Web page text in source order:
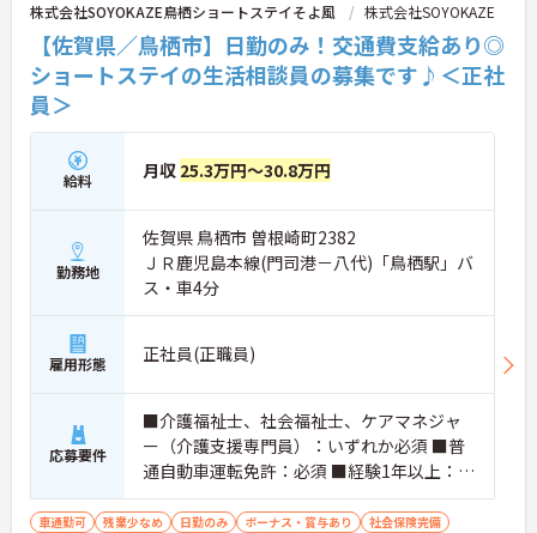
株式会社SOYOKAZE鳥栖ショートステイそよ風 株式会社SOYOKAZE
【佐賀県／鳥栖市】日勤のみ！交通費支給あり◎
ショートステイの生活相談員の募集です♪＜正社
員＞
給料 月収 25.3万円～30.8万円
勤務地
佐賀県 鳥栖市 曽根崎町2382
ＪＲ鹿児島本線(門司港－八代)「鳥栖駅」バ
ス・車4分
雇用形態 正社員(正職員)
応募要件
■介護福祉士、社会福祉士、ケアマネジャ
ー（介護支援専門員）：いずれか必須 ■普
通自動車運転免許：必須 ■経験1年以上：必
須
車通勤可 残業少なめ 日勤のみ ボーナス・賞与あり
社会保険完備